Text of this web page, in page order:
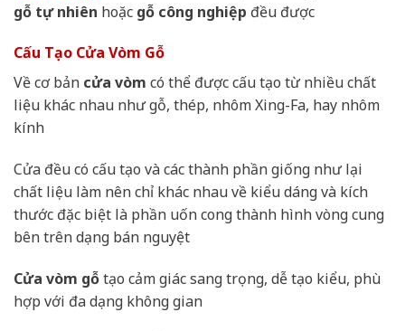
gỗ tự nhiên hoặc gỗ công nghiệp đều được
Cấu Tạo Cửa Vòm Gỗ
Về cơ bản cửa vòm có thể được cấu tạo từ nhiều chất
liệu khác nhau như gỗ, thép, nhôm Xing-Fa, hay nhôm
kính
Cửa đều có cấu tạo và các thành phần giống như lại
chất liệu làm nên chỉ khác nhau về kiểu dáng và kích
thước đặc biệt là phần uốn cong thành hình vòng cung
bên trên dạng bán nguyệt
Cửa vòm gỗtạo cảm giác sang trọng, dễ tạo kiểu, phù
hợp với đa dạng không gian